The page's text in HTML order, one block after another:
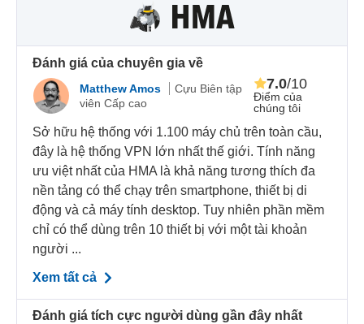
Đánh giá của chuyên gia về
Matthew Amos
Cựu Biên tập
viên Cấp cao
Điểm của
chúng tôi
7.0/10
Sở hữu hệ thống với 1.100 máy chủ trên toàn cầu,
đây là hệ thống VPN lớn nhất thế giới. Tính năng
ưu việt nhất của HMA là khả năng tương thích đa
nền tảng có thể chạy trên smartphone, thiết bị di
động và cả máy tính desktop. Tuy nhiên phần mềm
chỉ có thể dùng trên 10 thiết bị với một tài khoản
người ...
Xem tất cả
Đánh giá tích cực người dùng gần đây nhất